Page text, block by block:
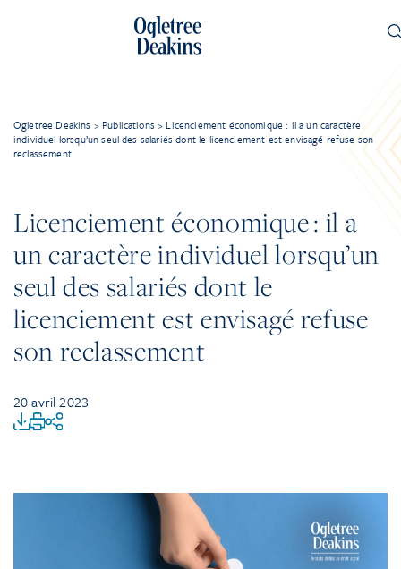
Ogletree Deakins > Publications > Licenciement économique : il a un caractère
individuel lorsqu’un seul des salariés dont le licenciement est envisagé refuse son
reclassement
Licenciement économique : il a
un caractère individuel lorsqu’un
seul des salariés dont le
licenciement est envisagé refuse
son reclassement
20 avril 2023